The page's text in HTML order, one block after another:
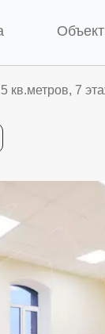
кв.метров, 7